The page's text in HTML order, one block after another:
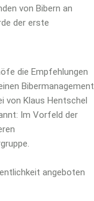
von Bibern an
der erste
die Empfehlungen
Bibermanagement
von Klaus Hentschel
Im Vorfeld der
angeboten